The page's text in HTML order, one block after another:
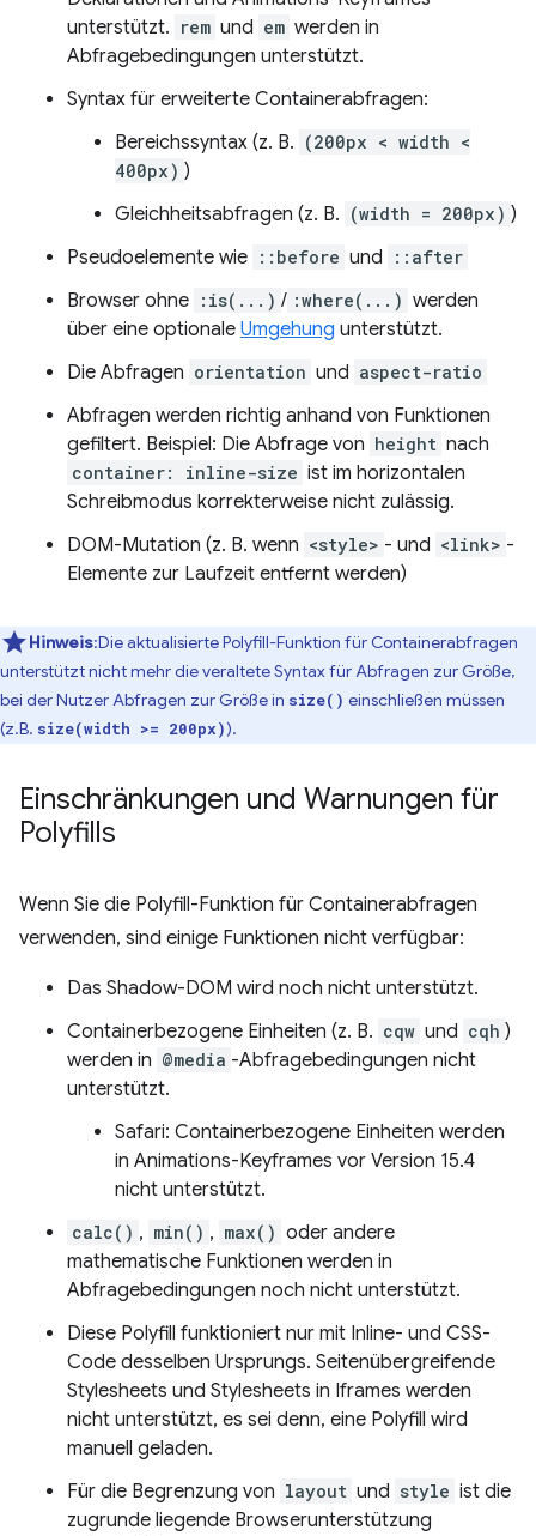
unterstützt. rem und em werden in
Abfragebedingungen unterstützt.
Syntax für erweiterte Containerabfragen:
Bereichssyntax (z. B. (200px < width <
400px) )
Gleichheitsabfragen (z. B. (width = 200px) )
Pseudoelemente wie ::before und ::after
Browser ohne :is(...) / :where(...) werden
über eine optionale Umgehung unterstützt.
Die Abfragen orientation und aspect-ratio
Abfragen werden richtig anhand von Funktionen
gefiltert. Beispiel: Die Abfrage von height nach
container: inline-size ist im horizontalen
Schreibmodus korrekterweise nicht zulässig.
DOM-Mutation (z. B. wenn <style> - und <link> -
Elemente zur Laufzeit entfernt werden)
Hinweis:Die aktualisierte Polyfill-Funktion für Containerabfragen
unterstützt nicht mehr die veraltete Syntax für Abfragen zur Größe,
bei der Nutzer Abfragen zur Größe in size() einschließen müssen
(z.B. size(width >= 200px)).
Einschränkungen und Warnungen für
Polyfills
Wenn Sie die Polyfill-Funktion für Containerabfragen
verwenden, sind einige Funktionen nicht verfügbar:
Das Shadow-DOM wird noch nicht unterstützt.
Containerbezogene Einheiten (z. B. cqw und cqh )
werden in @media -Abfragebedingungen nicht
unterstützt.
Safari: Containerbezogene Einheiten werden
in Animations-Keyframes vor Version 15.4
nicht unterstützt.
calc() , min() , max() oder andere
mathematische Funktionen werden in
Abfragebedingungen noch nicht unterstützt.
Diese Polyfill funktioniert nur mit Inline- und CSS-
Code desselben Ursprungs. Seitenübergreifende
Stylesheets und Stylesheets in Iframes werden
nicht unterstützt, es sei denn, eine Polyfill wird
manuell geladen.
Für die Begrenzung von layout und style ist die
zugrunde liegende Browserunterstützung